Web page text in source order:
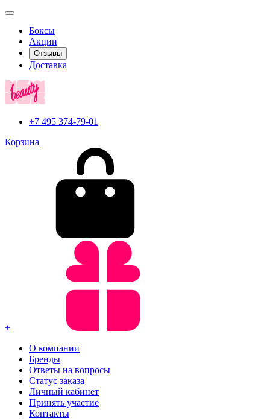
Боксы
Акции
Отзывы
Доставка
+7 495 374-79-01
Корзина
+
О компании
Бренды
Ответы на вопросы
Статус заказа
Личный кабинет
Принять участие
Контакты